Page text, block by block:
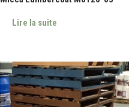
Lire la suite